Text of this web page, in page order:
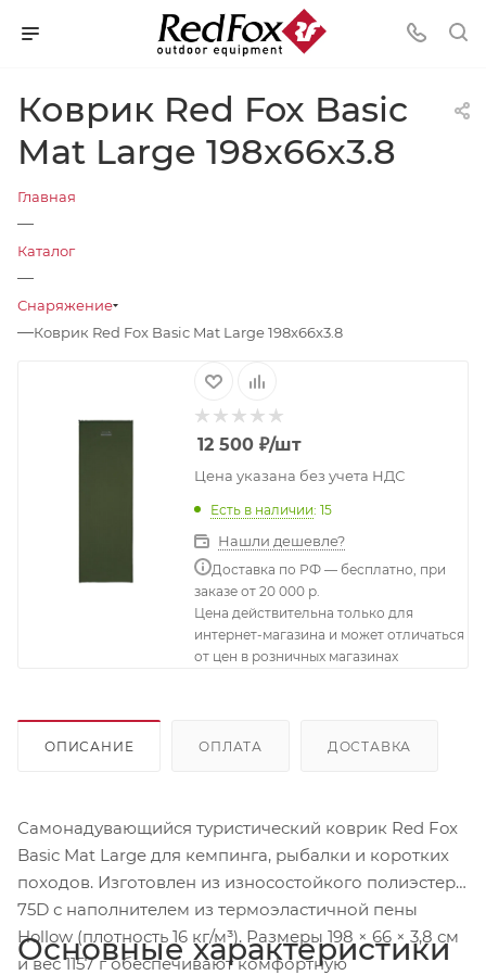
Коврик Red Fox Basic
Mat Large 198x66x3.8
Главная
—
Каталог
—
Снаряжение
—Коврик Red Fox Basic Mat Large 198x66x3.8
12 500₽/шт
Цена указана без учета НДС
Есть в наличии: 15
Нашли дешевле?
Доставка по РФ — бесплатно, при
заказе от 20 000 р.
Цена действительна только для
интернет-магазина и может отличаться
от цен в розничных магазинах
ОПИСАНИЕ ОПЛАТА ДОСТАВКА
Самонадувающийся туристический коврик Red Fox
Basic Mat Large для кемпинга, рыбалки и коротких
походов. Изготовлен из износостойкого полиэстера
75D с наполнителем из термоэластичной пены
Hollow (плотность 16 кг/м³). Размеры 198 × 66 × 3,8 см
и вес 1157 г обеспечивают комфортную
Основные характеристики